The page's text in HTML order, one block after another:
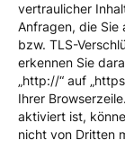
vertraulicher
Anfragen, die Sie
bzw. TLS-
erkennen Sie
„http://“ auf
Ihrer
aktiviert ist,
nicht von Dritten